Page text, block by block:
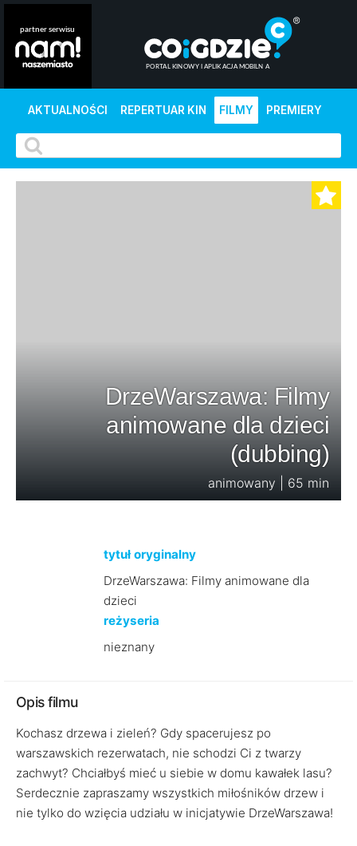
AKTUALNOŚCI REPERTUAR KIN FILMY PREMIERY
DrzeWarszawa: Filmy
animowane dla dzieci
(dubbing)
animowany | 65 min
tytuł oryginalny
DrzeWarszawa: Filmy animowane dla
dzieci
reżyseria
nieznany
Opis filmu
Kochasz drzewa i zieleń? Gdy spacerujesz po
warszawskich rezerwatach, nie schodzi Ci z twarzy
zachwyt? Chciałbyś mieć u siebie w domu kawałek lasu?
Serdecznie zapraszamy wszystkich miłośników drzew i
nie tylko do wzięcia udziału w inicjatywie DrzeWarszawa!